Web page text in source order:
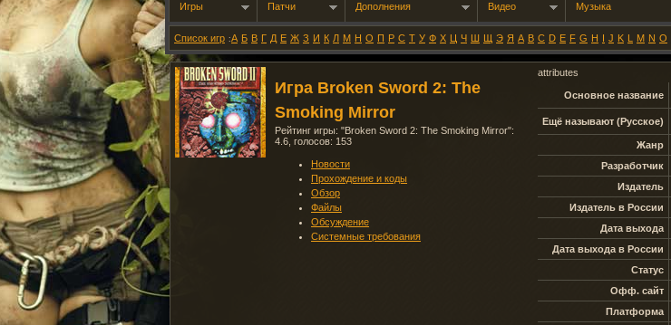
Игры Патчи Дополнения Видео Музыка
Список игр :А Б В Г Д Е Ж З И К Л М Н О П Р С Т У Ф Х Ц Ч Ш Щ Э Я A B C D E F G H I J K L M N O
Игра Broken Sword 2: The
Smoking Mirror
Рейтинг игры: "Broken Sword 2: The Smoking Mirror":
4.6 , голосов: 153
Новости
Прохождение и коды
Обзор
Файлы
Обсуждение
Системные требования
attributes
Основное название
Ещё называют (Русское)
Жанр
Разработчик
Издатель
Издатель в России
Дата выхода
Дата выхода в России
Статус
Офф. сайт
Платформа